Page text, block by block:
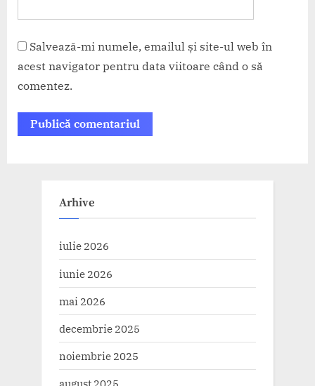
Salvează-mi numele, emailul și site-ul web în
acest navigator pentru data viitoare când o să
comentez.
Arhive
iulie 2026
iunie 2026
mai 2026
decembrie 2025
noiembrie 2025